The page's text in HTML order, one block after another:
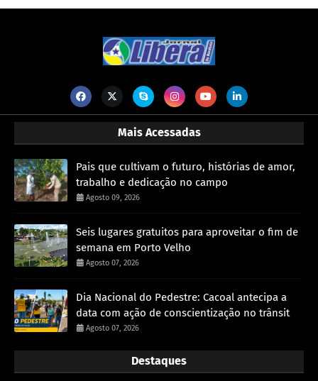
Mais Acessadas
Pais que cultivam o futuro, histórias de amor,
trabalho e dedicação no campo
Agosto 09, 2026
Seis lugares gratuitos para aproveitar o fim de
semana em Porto Velho
Agosto 07, 2026
Dia Nacional do Pedestre: Cacoal antecipa a
data com ação de conscientização no trânsit
Agosto 07, 2026
Destaques